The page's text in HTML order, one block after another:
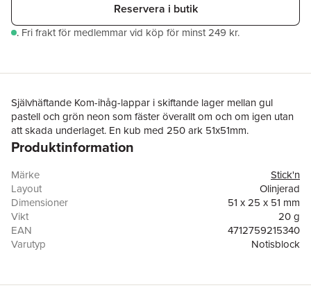
Reservera i butik
. Fri frakt för medlemmar vid köp för minst 249 kr.
Självhäftande Kom-ihåg-lappar i skiftande lager mellan gul
pastell och grön neon som fäster överallt om och om igen utan
att skada underlaget. En kub med 250 ark 51x51mm.
Produktinformation
Märke
Stick'n
Layout
Olinjerad
Dimensioner
51 x 25 x 51 mm
Vikt
20 g
EAN
4712759215340
Varutyp
Notisblock